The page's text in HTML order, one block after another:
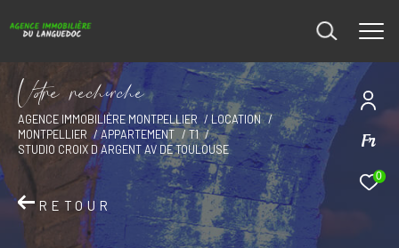
Fr
0
Vore recece
AGENCE IMMOBILIÈRE MONTPELLIER
LOCATION
MONTPELLIER
APPARTEMENT
T1
STUDIO CROIX D ARGENT AV DE TOULOUSE
RETOUR